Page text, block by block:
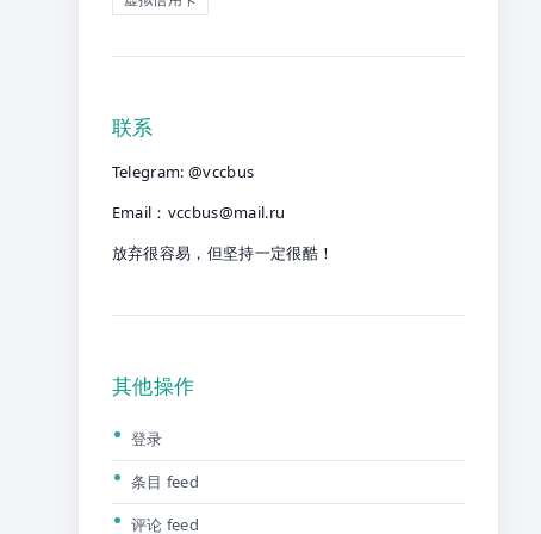
联系
Telegram: @vccbus
Email： vccbus@mail.ru
放弃很容易，但坚持一定很酷！
其他操作
登录
条目 feed
评论 feed